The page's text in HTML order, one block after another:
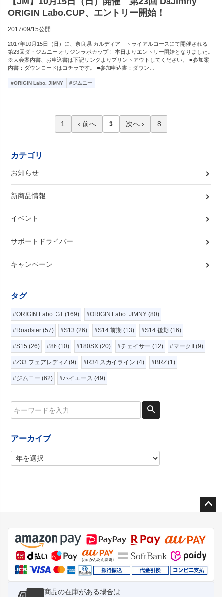
ORIGIN Labo.CUP、エントリー開始！
2017/09/15公開
2017年10月15日（日）に、奈良県 カルディア トライアルコースにて開催される
第23回ダ・ジムニー オリジンラボカップ！ 本日よりエントリー開始となりました。
※大会案内書、お申込書は下記リンクよりプリントアウトしてください。 ■参加案
内書：ダウンロードはコチラです。 ■参加申込書：ダウン…
#ORIGIN Labo. JIMNY #ジムニー
1 ‹ 前へ 3 次へ › 8
カテゴリ
お知らせ
新商品情報
イベント
サポートドライバー
キャンペーン
タグ
#ORIGIN Labo. GT (169) #ORIGIN Labo. JIMNY (80)
#Roadster (57) #S13 (26) #S14 前期 (13) #S14 後期 (16)
#S15 (26) #86 (10) #180SX (20) #チェイサー (12) #マークII (9)
#Z33 フェアレディZ (9) #R34 スカイライン (4) #BRZ (1)
#ジムニー (62) #ハイエース (49)
アーカイブ
ジト
ップ
へ
商品の在庫がある場合は